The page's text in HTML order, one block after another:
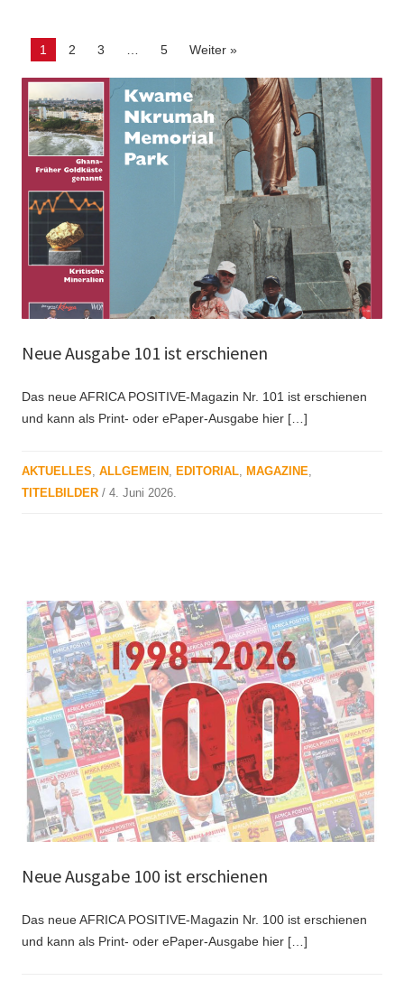
Page
1 Page
2 Page
3 … Page
5 Weiter »
Neue Ausgabe 101 ist erschienen
Das neue AFRICA POSITIVE-Magazin Nr. 101 ist erschienen
und kann als Print- oder ePaper-Ausgabe hier […]
AKTUELLES, ALLGEMEIN , EDITORIAL, MAGAZINE,
TITELBILDER / 4. Juni 2026.
Neue Ausgabe 100 ist erschienen
Das neue AFRICA POSITIVE-Magazin Nr. 100 ist erschienen
und kann als Print- oder ePaper-Ausgabe hier […]